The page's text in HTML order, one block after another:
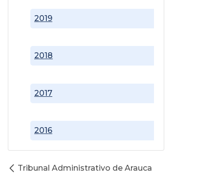
2016
2017
2018
2019
Tribunal Administrativo de Arauca